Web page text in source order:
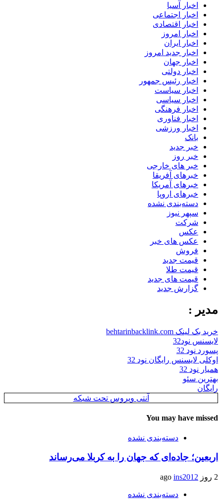
اخبار آسیا
اخبار اجتماعی
اخبار اقتصادی
اخبار امروز
اخبار ایران
اخبار جدید امروز
اخبار جهان
اخبار دولتی
اخبار رئیس جمهور
اخبار سیاست
اخبار سیاسی
اخبار فرهنگی
اخبار فناوری
اخبار ورزشی
بانک
خبر جدید
خبر روز
خبر های خارجی
خبرهای آفریقا
خبرهای آمریکا
خبرهای اروپا
دسته‌بندی نشده
سپهر نیوز
شرکت
عکس
عکس های خبر
فروش
قیمت جدید
قیمت طلا
قیمت های جدید
گزارش جدید
مدیر :
خرید بک لینک behtarinbacklink.com
لایسنس نود32
پسورد نود 32
اوکلی لایسنس رایگان نود 32
همیار نود 32
بهترین سئو
رایگان
آنتی ویروس تحت شبکه
You may have missed
دسته‌بندی نشده
اربعین؛ جاده‌ای که جهان را به کربلا می‌رساند
2 روز ago ins2012
دسته‌بندی نشده